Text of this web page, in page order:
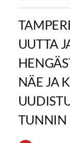
UUTTA
NÄE JA
TUNNIN